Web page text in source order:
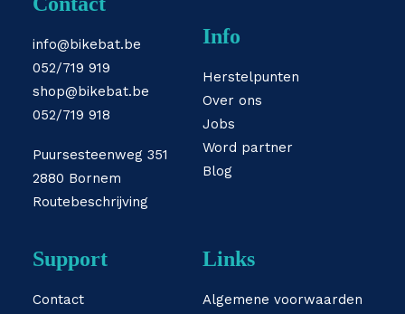
info@bikebat.be
052/719 919
shop@bikebat.be
052/719 918
Puursesteenweg 351
2880 Bornem
Routebeschrijving
Info
Herstelpunten
Over ons
Jobs
Word partner
Blog
Support
Contact
Links
Algemene voorwaarden